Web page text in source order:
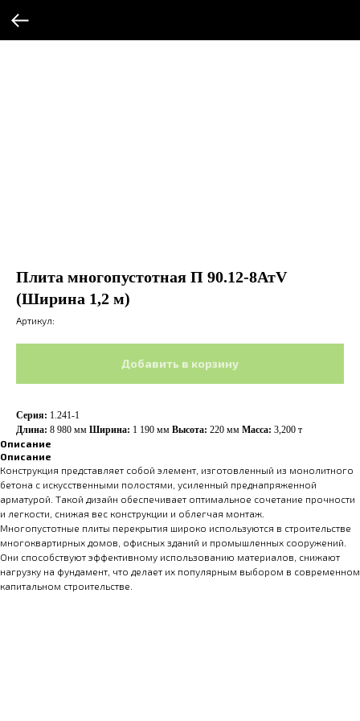
Плита многопустотная П 90.12-8АтV
(Ширина 1,2 м)
Артикул:
Добавить в корзину
Серия: 1.241-1
Длина: 8 980 мм Ширина: 1 190 мм Высота: 220 мм Масса: 3,200 т
Описание
Описание
Конструкция представляет собой элемент, изготовленный из монолитного
бетона с искусственными полостями, усиленный преднапряженной
арматурой. Такой дизайн обеспечивает оптимальное сочетание прочности
и легкости, снижая вес конструкции и облегчая монтаж.
Многопустотные плиты перекрытия широко используются в строительстве
многоквартирных домов, офисных зданий и промышленных сооружений.
Они способствуют эффективному использованию материалов, снижают
нагрузку на фундамент, что делает их популярным выбором в современном
капитальном строительстве.